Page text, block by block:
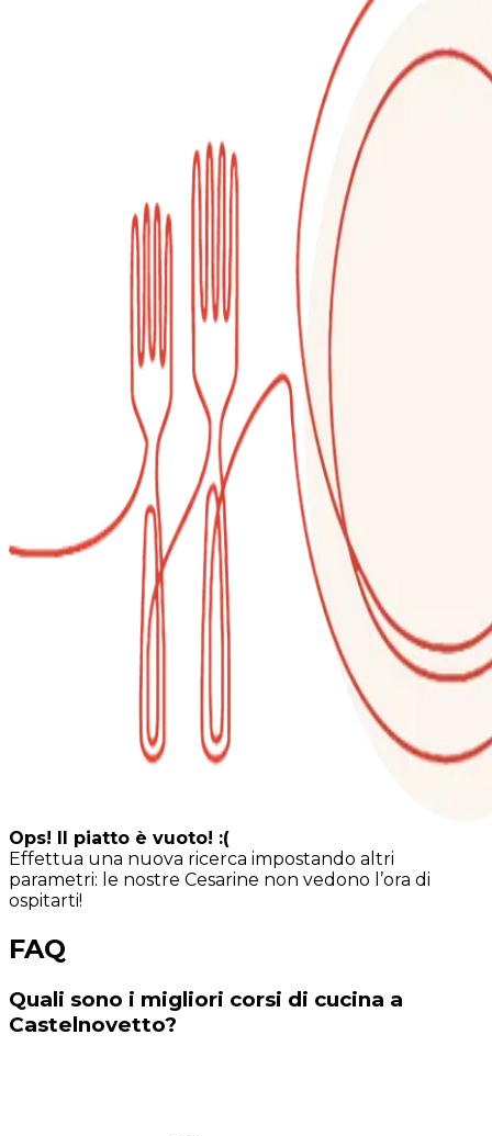
Ops! Il piatto è vuoto! :(
Effettua una nuova ricerca impostando altri
parametri: le nostre Cesarine non vedono l’ora di
ospitarti!
FAQ
Quali sono i migliori corsi di cucina a
Castelnovetto?